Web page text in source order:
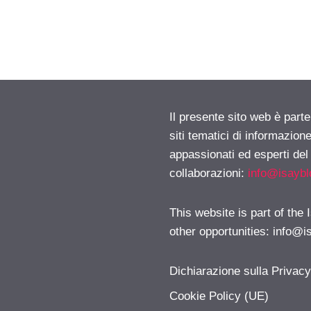
Il presente sito web è
siti tematici di
appassionati ed esperti
collaborazioni:
This website is part of the
other opportunities:
Dichiarazione sulla
Cookie Policy (UE)